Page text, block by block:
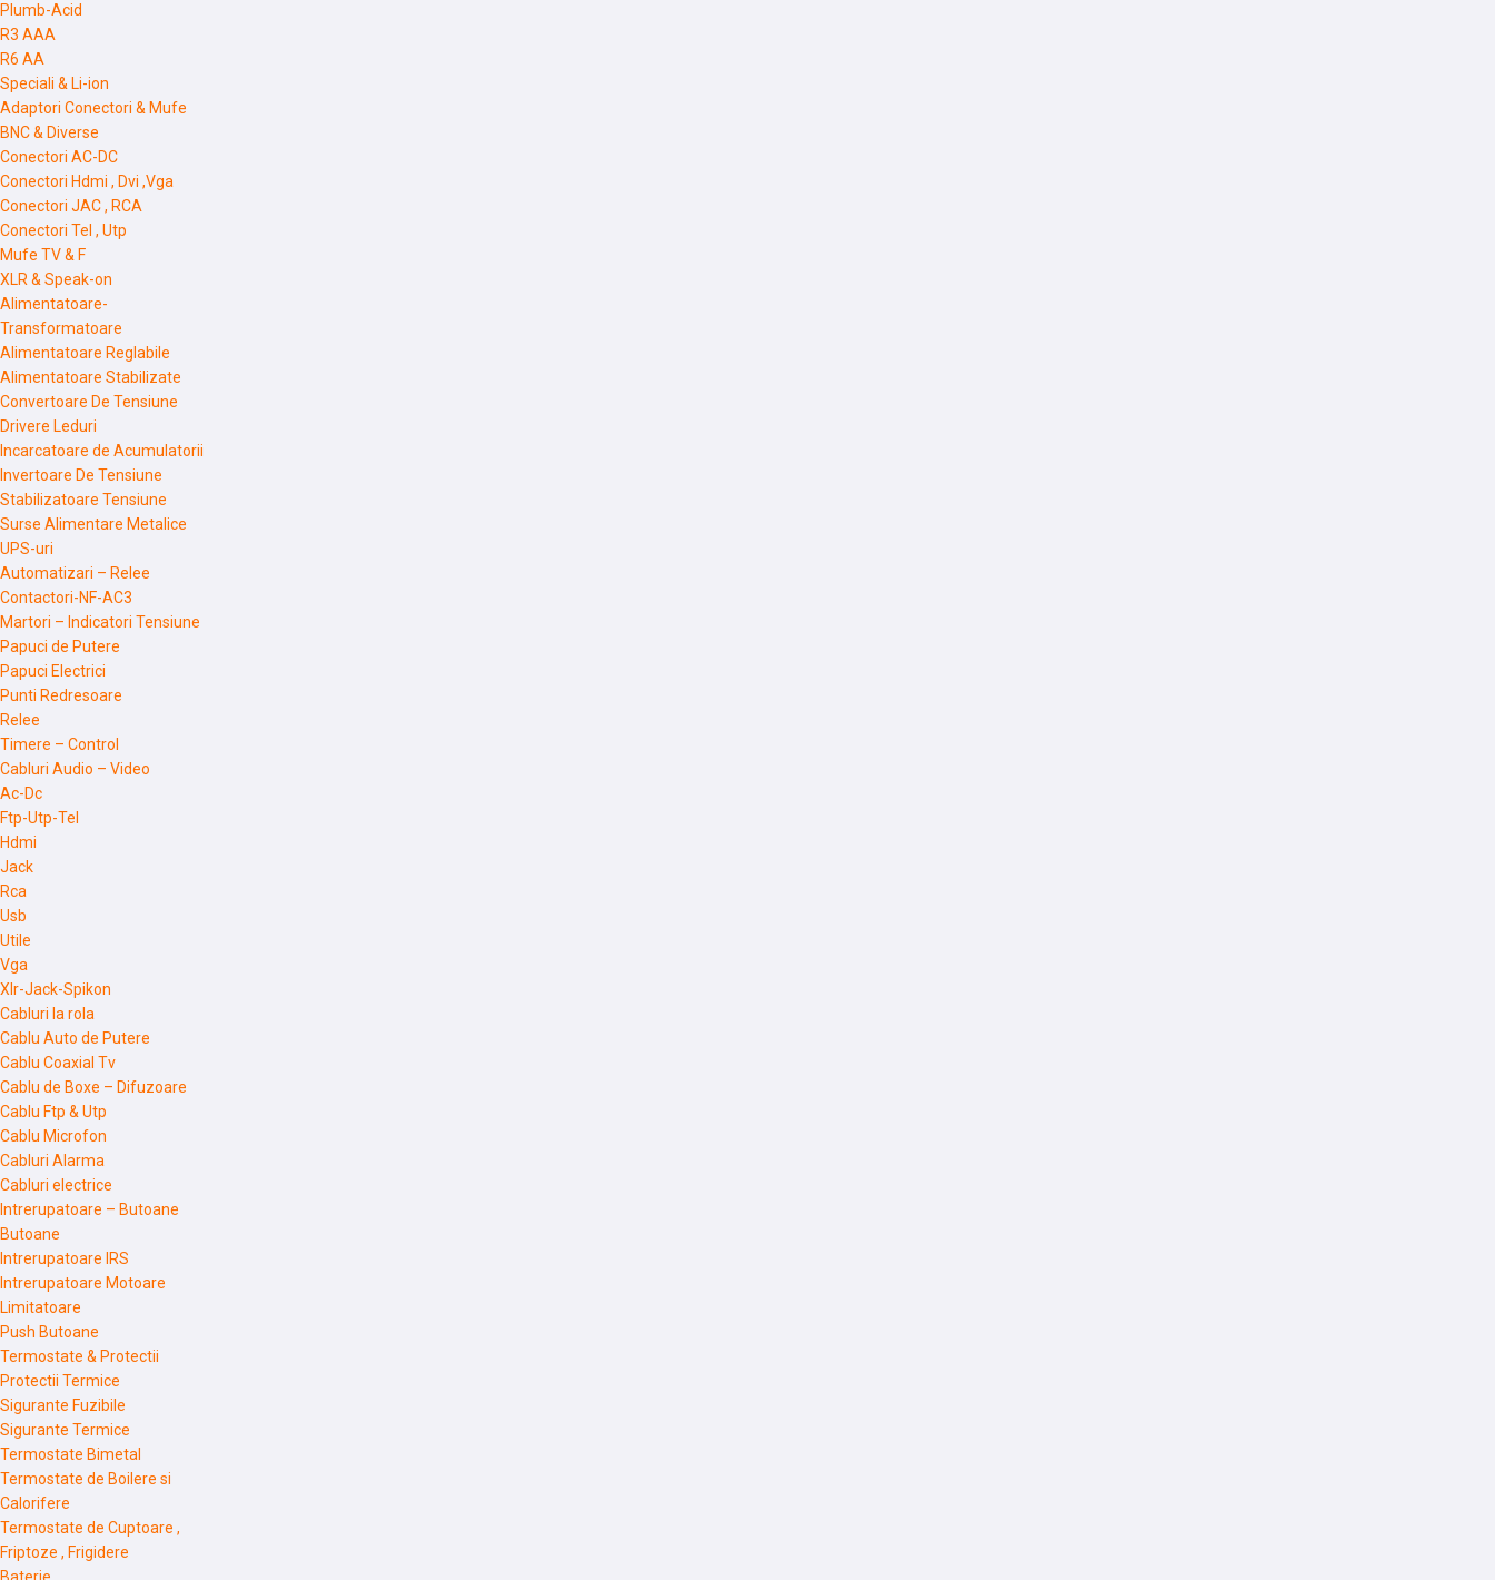
Plumb-Acid
R3 AAA
R6 AA
Speciali & Li-ion
Adaptori Conectori & Mufe
BNC & Diverse
Conectori AC-DC
Conectori Hdmi , Dvi ,Vga
Conectori JAC , RCA
Conectori Tel , Utp
Mufe TV & F
XLR & Speak-on
Alimentatoare-
Transformatoare
Alimentatoare Reglabile
Alimentatoare Stabilizate
Convertoare De Tensiune
Drivere Leduri
Incarcatoare de Acumulatorii
Invertoare De Tensiune
Stabilizatoare Tensiune
Surse Alimentare Metalice
UPS-uri
Automatizari – Relee
Contactori-NF-AC3
Martori – Indicatori Tensiune
Papuci de Putere
Papuci Electrici
Punti Redresoare
Relee
Timere – Control
Cabluri Audio – Video
Ac-Dc
Ftp-Utp-Tel
Hdmi
Jack
Rca
Usb
Utile
Vga
Xlr-Jack-Spikon
Cabluri la rola
Cablu Auto de Putere
Cablu Coaxial Tv
Cablu de Boxe – Difuzoare
Cablu Ftp & Utp
Cablu Microfon
Cabluri Alarma
Cabluri electrice
Intrerupatoare – Butoane
Butoane
Intrerupatoare IRS
Intrerupatoare Motoare
Limitatoare
Push Butoane
Termostate & Protectii
Protectii Termice
Sigurante Fuzibile
Sigurante Termice
Termostate Bimetal
Termostate de Boilere si
Calorifere
Termostate de Cuptoare ,
Friptoze , Frigidere